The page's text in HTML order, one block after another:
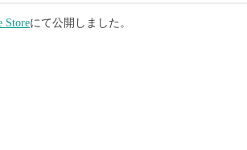
Storeにて公開しました。